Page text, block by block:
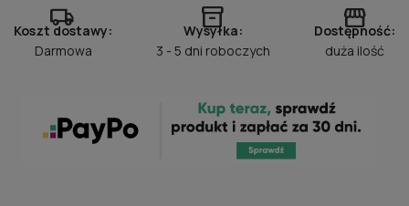
local_shipping
Koszt dostawy:
Darmowa
inventory_2
Wysyłka:
3 - 5 dni roboczych
storefront
Dostępność:
duża ilość